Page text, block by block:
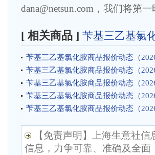
dana@netsun.com，我们将第
[ 相关商品 ] 苄基三乙基氯
苄基三乙基氯化胺商品报价动态（
苄基三乙基氯化胺商品报价动态（
苄基三乙基氯化胺商品报价动态（
苄基三乙基氯化胺商品报价动态（
苄基三乙基氯化胺商品报价动态（
【免责声明】上海生意社
信息，力争可靠、准确及全